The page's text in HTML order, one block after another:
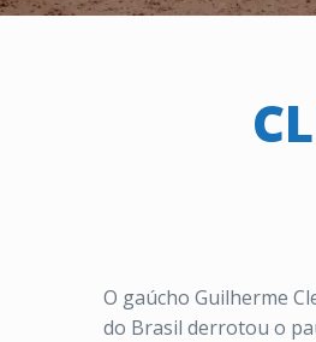
O gaúcho Guilherme
do Brasil derrotou o